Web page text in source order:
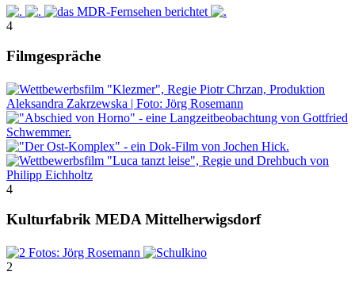
4
Filmgespräche
4
Kulturfabrik MEDA Mittelherwigsdorf
2